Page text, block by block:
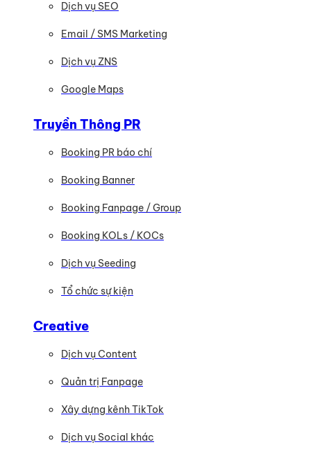
Dịch vụ SEO
Email / SMS Marketing
Dịch vụ ZNS
Google Maps
Truyền Thông PR
Booking PR báo chí
Booking Banner
Booking Fanpage / Group
Booking KOLs / KOCs
Dịch vụ Seeding
Tổ chức sự kiện
Creative
Dịch vụ Content
Quản trị Fanpage
Xây dựng kênh TikTok
Dịch vụ Social khác